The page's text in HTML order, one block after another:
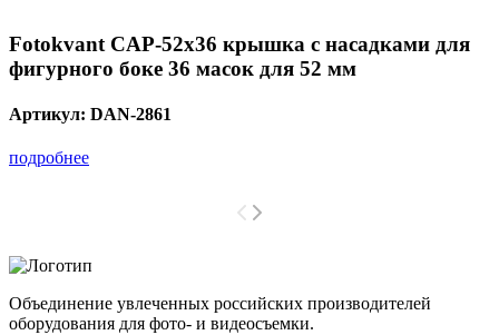
Fotokvant CAP-52х36 крышка с насадками для
фигурного боке 36 масок для 52 мм
Артикул: DAN-2861
подробнее
Объединение увлеченных российских производителей
оборудования для фото- и видеосъемки.